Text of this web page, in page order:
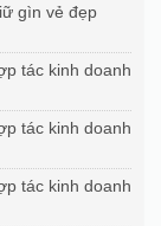
gìn vẻ đẹp
tác kinh doanh
tác kinh doanh
tác kinh doanh